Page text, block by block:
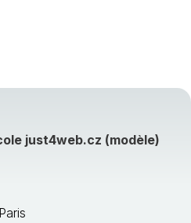
just4web.cz (modèle)